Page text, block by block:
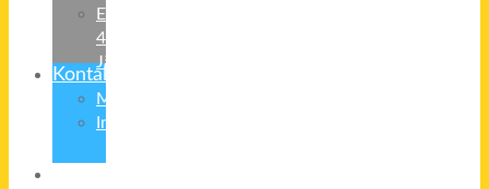
Eltern
4-
Jährige
Kontakt
Mitarbeiter
Impressum/Datenschutz